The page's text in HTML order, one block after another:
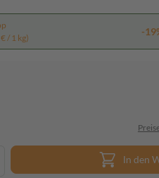
/ 1 kg)
-
In den